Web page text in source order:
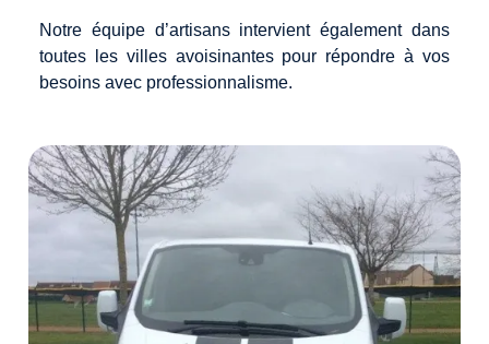
Notre équipe d’artisans intervient également dans
toutes les villes avoisinantes pour répondre à vos
besoins avec professionnalisme.